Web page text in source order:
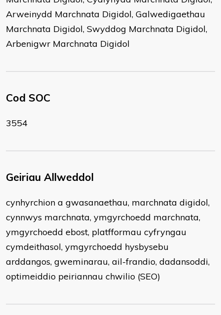
Arweinydd Marchnata Digidol, Galwedigaethau
Marchnata Digidol, Swyddog Marchnata Digidol,
Arbenigwr Marchnata Digidol
Cod SOC
3554
Geiriau Allweddol
cynhyrchion a gwasanaethau, marchnata digidol,
cynnwys marchnata, ymgyrchoedd marchnata,
ymgyrchoedd ebost, platfformau cyfryngau
cymdeithasol, ymgyrchoedd hysbysebu
arddangos, gweminarau, ail-frandio, dadansoddi,
optimeiddio peiriannau chwilio (SEO)